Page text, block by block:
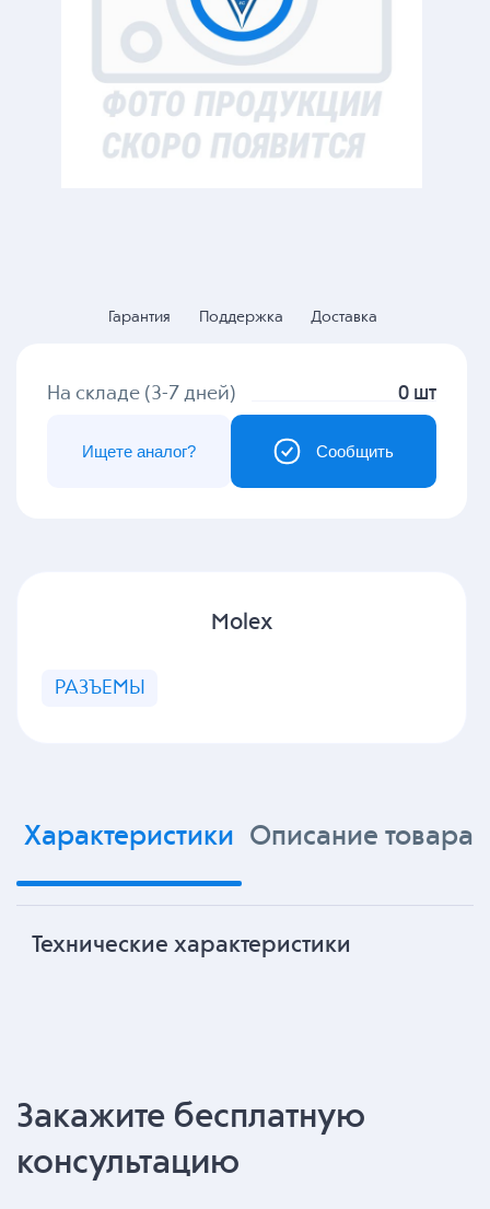
Гарантия Поддержка Доставка
На складе (3-7 дней) 0 шт
Сообщить
Ищете аналог?
Molex
РАЗЪЕМЫ
Характеристики Описание товара
Технические характеристики
Закажите бесплатную
консультацию